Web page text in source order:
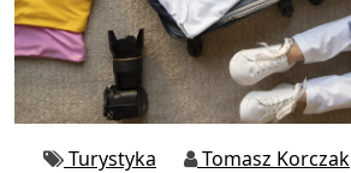
Turystyka Tomasz Korczak